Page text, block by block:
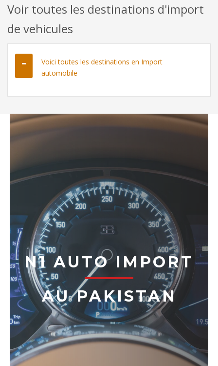
Voir toutes les destinations d'import
de vehicules
Voici toutes les destinations en Import
automobile
N1 AUTO IMPORT
AU PAKISTAN